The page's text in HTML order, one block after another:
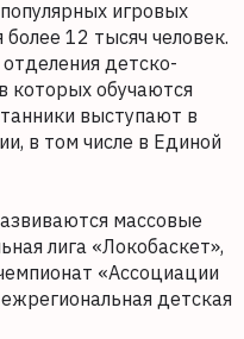
игровых
12 тысяч человек.
детско-
которых обучаются
выступают в
в том числе в Единой
массовые
лига «Локобаскет»,
«Ассоциации
детская